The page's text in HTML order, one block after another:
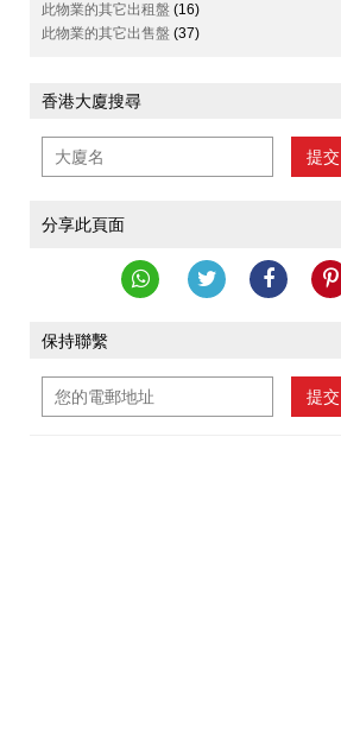
此物業的其它出租盤 (16)
此物業的其它出售盤 (37)
香港大廈搜尋
提交
分享此頁面
保持聯繫
提交